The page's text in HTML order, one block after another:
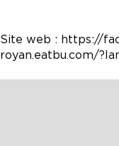
Site web : https://
royan.eatbu.com/